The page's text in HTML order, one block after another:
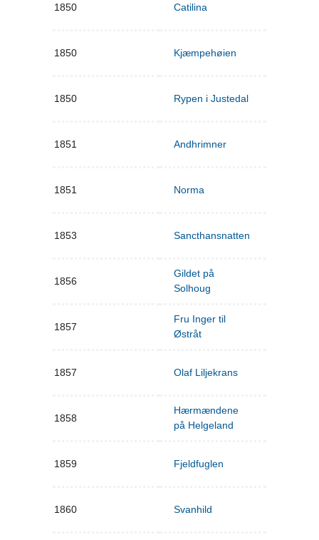
1850 Catilina
1850 Kjæmpehøien
1850 Rypen i Justedal
1851 Andhrimner
1851 Norma
1853 Sancthansnatten
1856
Gildet på
Solhoug
1857
Fru Inger til
Østråt
1857 Olaf Liljekrans
1858
Hærmændene
på Helgeland
1859 Fjeldfuglen
1860 Svanhild